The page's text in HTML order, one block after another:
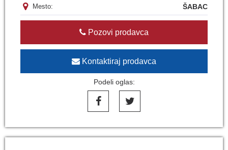
Mesto: ŠABAC
Pozovi prodavca
Kontaktiraj prodavca
Podeli oglas: